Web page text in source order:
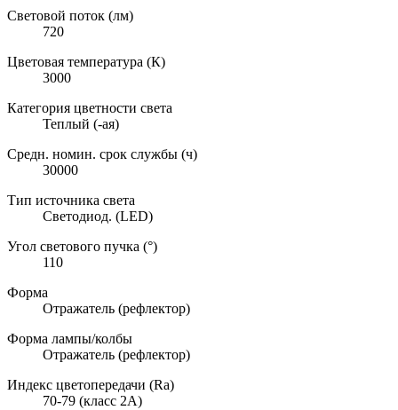
Световой поток (лм)
720
Цветовая температура (К)
3000
Категория цветности света
Теплый (-ая)
Средн. номин. срок службы (ч)
30000
Тип источника света
Светодиод. (LED)
Угол светового пучка (°)
110
Форма
Отражатель (рефлектор)
Форма лампы/колбы
Отражатель (рефлектор)
Индекс цветопередачи (Ra)
70-79 (класс 2A)